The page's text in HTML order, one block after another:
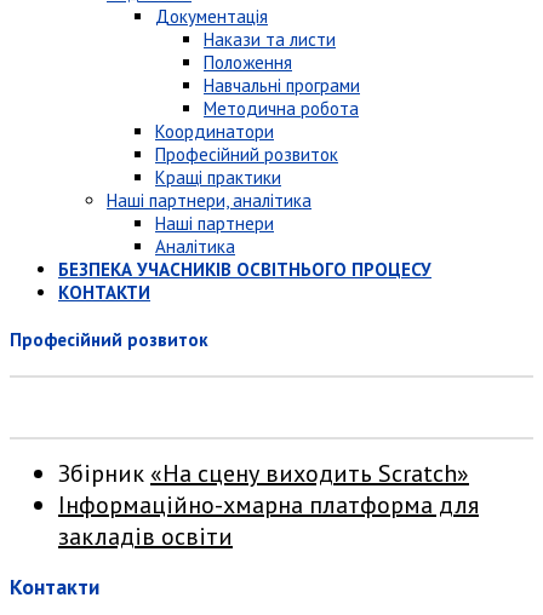
Документація
Накази та листи
Положення
Навчальні програми
Методична робота
Координатори
Професійний розвиток
Кращі практики
Наші партнери, аналітика
Наші партнери
Аналітика
БЕЗПЕКА УЧАСНИКІВ ОСВІТНЬОГО ПРОЦЕСУ
КОНТАКТИ
Професійний розвиток
Збірник «На сцену виходить Scratch»
Інформаційно-хмарна платформа для
закладів освіти
Контакти